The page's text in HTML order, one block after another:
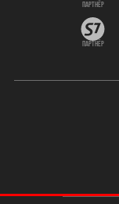
партнёр
партнёр